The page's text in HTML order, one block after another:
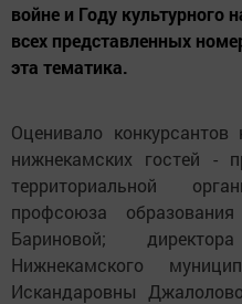
войне и Году культурного
всех представленных
эта тематика.
Оценивало
нижнекамских гостей -
территориальной
профсоюза
Бариновой;
Нижнекамского
Искандаровны